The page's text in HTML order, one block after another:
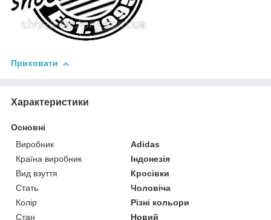
Приховати
Характеристики
Основні
Виробник
Adidas
Країна виробник
Індонезія
Вид взуття
Кросівки
Стать
Чоловіча
Колір
Різні кольори
Стан
Новий